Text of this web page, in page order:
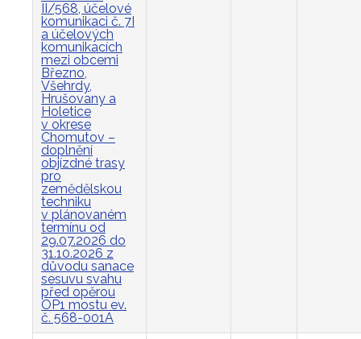
II/568, účelové
komunikaci č. 7I
a účelových
komunikacích
mezi obcemi
Březno,
Všehrdy,
Hrušovany a
Holetice
v okrese
Chomutov –
doplnění
objízdné trasy
pro
zemědělskou
techniku
v plánovaném
termínu od
29.07.2026 do
31.10.2026 z
důvodu sanace
sesuvu svahu
před opěrou
OP1 mostu ev.
č. 568-001A